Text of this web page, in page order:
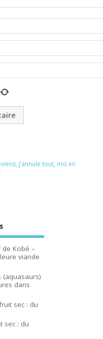
j’annule tout, mis en
Kobé –
viande
(aquasaurs)
dans
sec : du
sec : du